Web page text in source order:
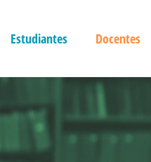
Estudiantes Docentes